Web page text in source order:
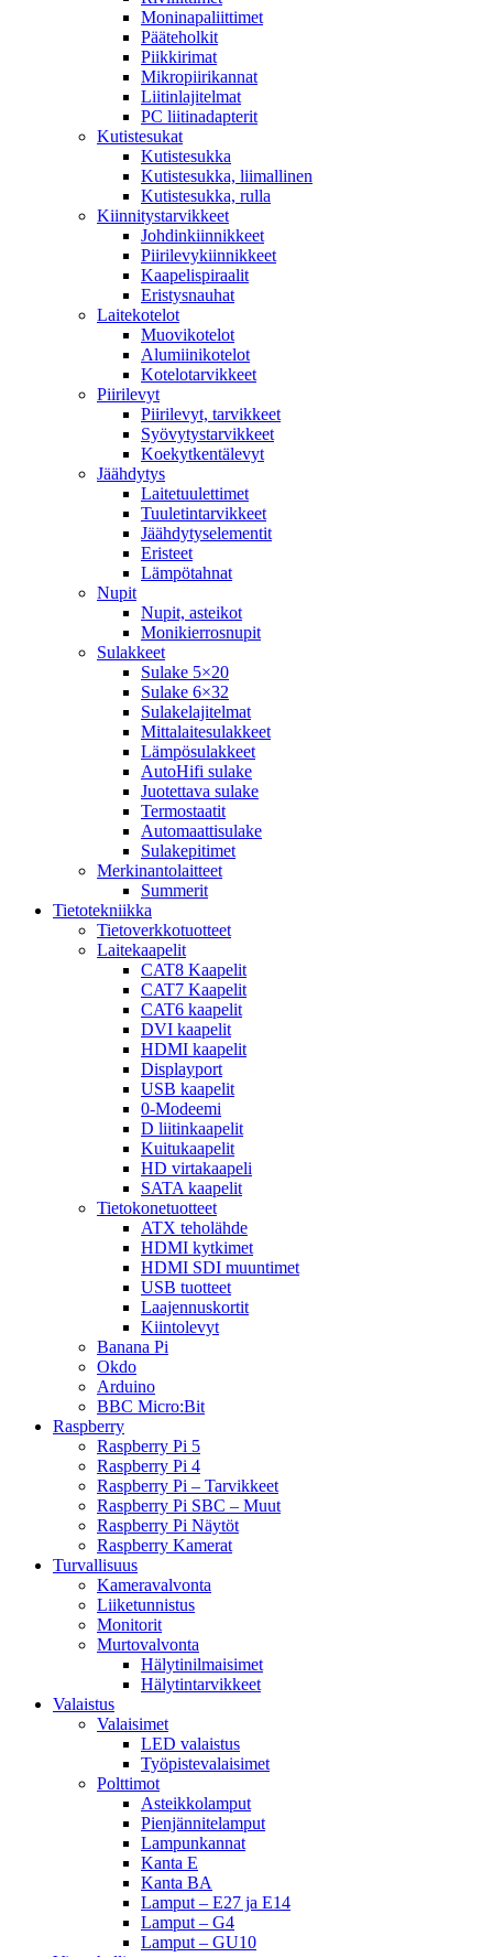
Moninapaliittimet
Pääteholkit
Piikkirimat
Mikropiirikannat
Liitinlajitelmat
PC liitinadapterit
Kutistesukat
Kutistesukka
Kutistesukka, liimallinen
Kutistesukka, rulla
Kiinnitystarvikkeet
Johdinkiinnikkeet
Piirilevykiinnikkeet
Kaapelispiraalit
Eristysnauhat
Laitekotelot
Muovikotelot
Alumiinikotelot
Kotelotarvikkeet
Piirilevyt
Piirilevyt, tarvikkeet
Syövytystarvikkeet
Koekytkentälevyt
Jäähdytys
Laitetuulettimet
Tuuletintarvikkeet
Jäähdytyselementit
Eristeet
Lämpötahnat
Nupit
Nupit, asteikot
Monikierrosnupit
Sulakkeet
Sulake 5×20
Sulake 6×32
Sulakelajitelmat
Mittalaitesulakkeet
Lämpösulakkeet
AutoHifi sulake
Juotettava sulake
Termostaatit
Automaattisulake
Sulakepitimet
Merkinantolaitteet
Summerit
Tietotekniikka
Tietoverkkotuotteet
Laitekaapelit
CAT8 Kaapelit
CAT7 Kaapelit
CAT6 kaapelit
DVI kaapelit
HDMI kaapelit
Displayport
USB kaapelit
0-Modeemi
D liitinkaapelit
Kuitukaapelit
HD virtakaapeli
SATA kaapelit
Tietokonetuotteet
ATX teholähde
HDMI kytkimet
HDMI SDI muuntimet
USB tuotteet
Laajennuskortit
Kiintolevyt
Banana Pi
Okdo
Arduino
BBC Micro:Bit
Raspberry
Raspberry Pi 5
Raspberry Pi 4
Raspberry Pi – Tarvikkeet
Raspberry Pi SBC – Muut
Raspberry Pi Näytöt
Raspberry Kamerat
Turvallisuus
Kameravalvonta
Liiketunnistus
Monitorit
Murtovalvonta
Hälytinilmaisimet
Hälytintarvikkeet
Valaistus
Valaisimet
LED valaistus
Työpistevalaisimet
Polttimot
Asteikkolamput
Pienjännitelamput
Lampunkannat
Kanta E
Kanta BA
Lamput – E27 ja E14
Lamput – G4
Lamput – GU10